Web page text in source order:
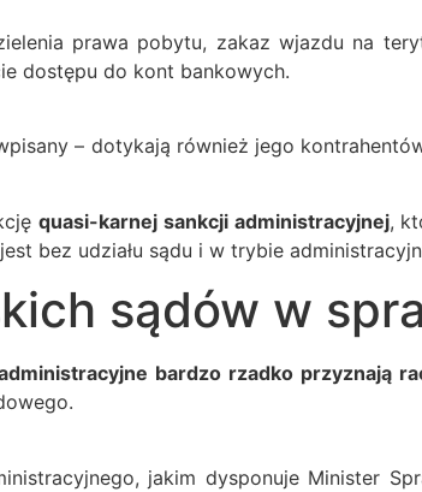
prawa pobytu, zakaz wjazdu na
dostępu do kont bankowych.
– dotykają również jego
quasi-karnej sankcji administracyjnej,
bez udziału sądu i w trybie
sądów w
bardzo rzadko przyznają
jakim dysponuje Minister